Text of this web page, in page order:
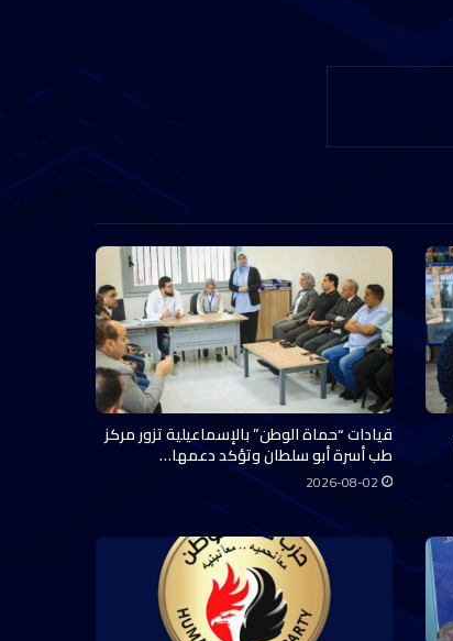
قيادات “حماة الوطن” بالإسماعيلية تزور مركز
طب أسرة أبو سلطان وتؤكد دعمها…
2026-08-02